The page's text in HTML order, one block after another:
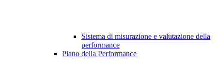
Sistema di misurazione e valutazione della
performance
Piano della Performance